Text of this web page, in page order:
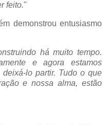
feito."
demonstrou entusiasmo
há muito tempo.
e agora estamos
lo partir. Tudo o que
e nossa alma, estão